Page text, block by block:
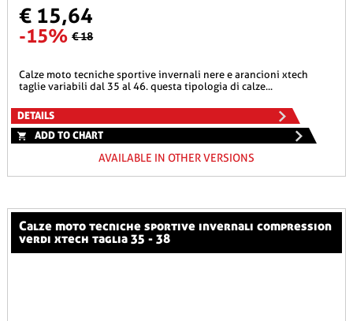
€ 15,64
-15% € 18
calze moto tecniche sportive invernali nere e arancioni xtech
taglie variabili dal 35 al 46. questa tipologia di calze...
DETAILS
ADD TO CHART
AVAILABLE IN OTHER VERSIONS
calze moto tecniche sportive invernali compression
verdi xtech taglia 35 - 38